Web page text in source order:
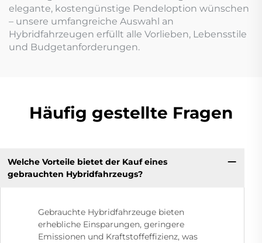
elegante, kostengünstige Pendeloption wünschen
– unsere umfangreiche Auswahl an
Hybridfahrzeugen erfüllt alle Vorlieben, Lebensstile
und Budgetanforderungen.
Häufig gestellte Fragen
Welche Vorteile bietet der Kauf eines
gebrauchten Hybridfahrzeugs?
Gebrauchte Hybridfahrzeuge bieten
erhebliche Einsparungen, geringere
Emissionen und Kraftstoffeffizienz, was